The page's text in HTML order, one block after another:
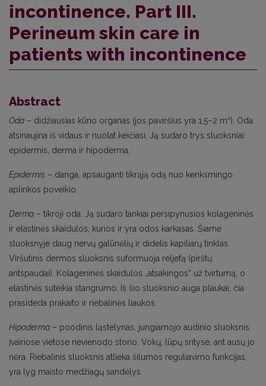
incontinence. Part III.
Perineum skin care in
patients with incontinence
Abstract
Oda – didžiausias kūno organas (jos paviršius yra 1,5–2 m²). Oda
atsinaujina iš vidaus ir nuolat keičiasi. Ją sudaro trys sluoksniai:
epidermis, derma ir hipoderma.
Epidermis – danga, apsauganti tikrąją odą nuo kenksmingo
aplinkos poveikio.
Derma – tikroji oda. Ją sudaro tankiai persipynusios kolageninės
ir elastinės skaidulos, kurios ir yra odos karkasas. Šiame
sluoksnyje daug nervų galūnėlių ir didelis kapiliarų tinklas.
Viršutinis dermos sluoksnis suformuoja reljefą (pirštų
antspaudai). Kolageninės skaidulos „atsakingos“ už tvirtumą, o
elastinės suteikia stangrumo. Iš šio sluoksnio auga plaukai, čia
prasideda prakaito ir riebalinės liaukos.
Hipoderma – poodinis ląstelynas, jungiamojo audinio sluoksnis.
Įvairiose vietose nevienodo storio. Vokų, lūpų srityse, ant ausų jo
nėra. Riebalinis sluoksnis atlieka šilumos reguliavimo funkcijas,
yra lyg maisto medžiagų sandėlys.